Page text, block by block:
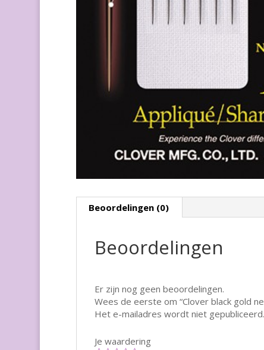
Beoordelingen (0)
Beoordelingen
Er zijn nog geen beoordelingen.
Wees de eerste om “Clover black gold
Het e-mailadres wordt niet gepubliceerd.
Je waardering